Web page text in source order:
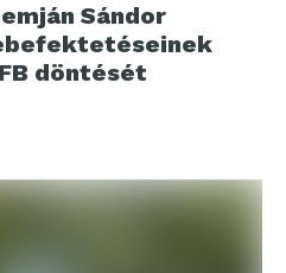
Sándor
döntését